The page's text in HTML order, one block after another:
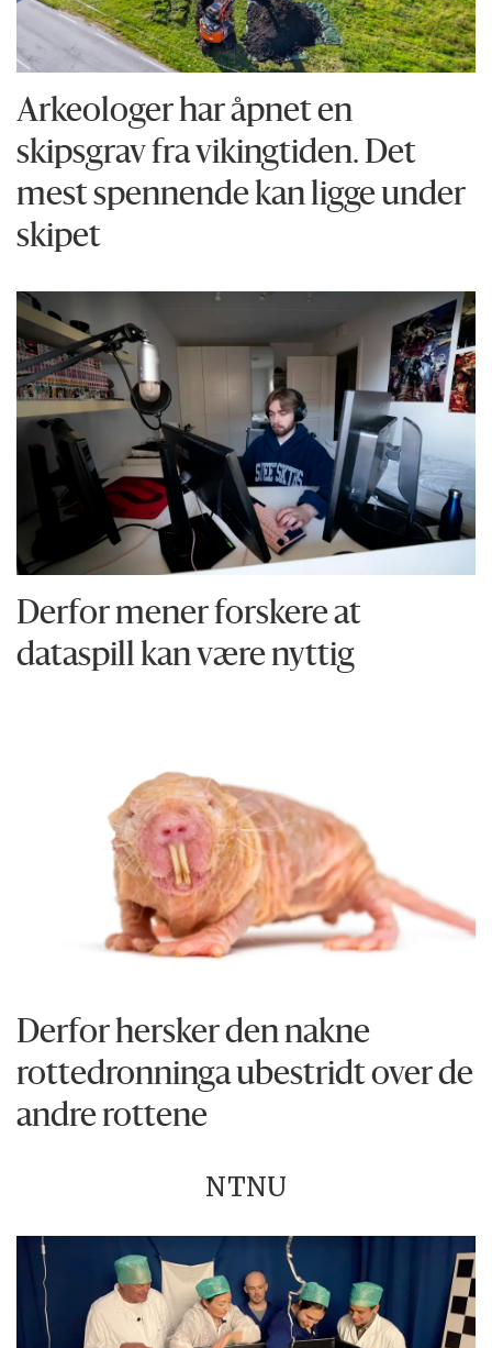
Arkeologer har åpnet en
skipsgrav fra vikingtiden. Det
mest spennende kan ligge under
skipet
Derfor mener forskere at
dataspill kan være nyttig
Derfor hersker den nakne
rottedronninga ubestridt over de
andre rottene
NTNU